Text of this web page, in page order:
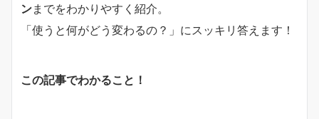
ンまでをわかりやすく紹介。
「使うと何がどう変わるの？」にスッキリ答えます！
この記事でわかること！